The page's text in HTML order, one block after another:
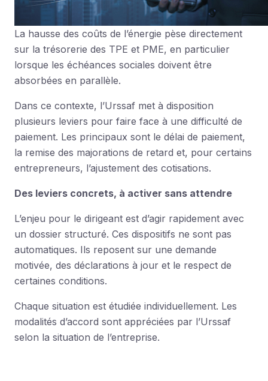
La hausse des coûts de l’énergie pèse directement
sur la trésorerie des TPE et PME, en particulier
lorsque les échéances sociales doivent être
absorbées en parallèle.
Dans ce contexte, l’Urssaf met à disposition
plusieurs leviers pour faire face à une difficulté de
paiement. Les principaux sont le délai de paiement,
la remise des majorations de retard et, pour certains
entrepreneurs, l’ajustement des cotisations.
Des leviers concrets, à activer sans attendre
L’enjeu pour le dirigeant est d’agir rapidement avec
un dossier structuré. Ces dispositifs ne sont pas
automatiques. Ils reposent sur une demande
motivée, des déclarations à jour et le respect de
certaines conditions.
Chaque situation est étudiée individuellement. Les
modalités d’accord sont appréciées par l’Urssaf
selon la situation de l’entreprise.